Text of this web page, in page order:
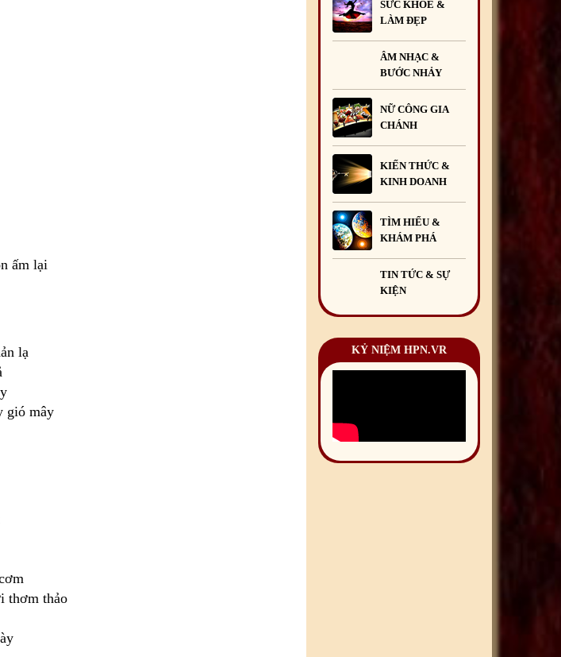
ấm lại
lạ
gió mây
thơm thảo
SỨC KHỎE &
LÀM ĐẸP
ÂM NHẠC &
BƯỚC NHẢY
NỮ CÔNG GIA
CHÁNH
KIẾN THỨC &
KINH DOANH
TÌM HIỂU &
KHÁM PHÁ
TIN TỨC & SỰ
KIỆN
KỶ NIỆM HPN.VR